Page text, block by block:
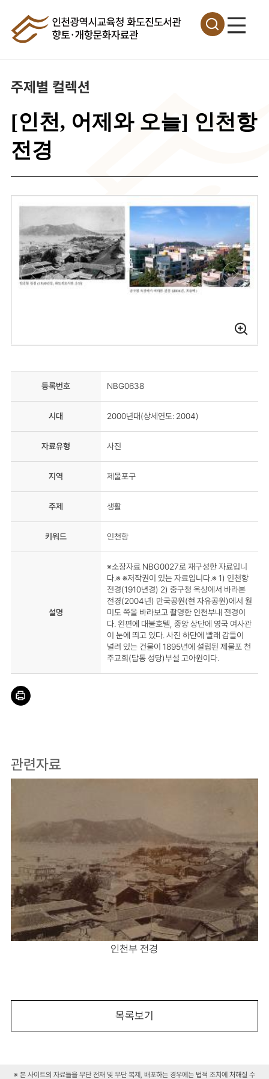
주제별 컬렉션
[인천, 어제와 오늘] 인천항
전경
미
확
등록번호 NBG0638
시대 2000년대(상세연도: 2004)
자료유형 사진
지역 제물포구
주제 생활
키워드 인천항
설명
※소장자료 NBG0027로 재구성한 자료입니
다.※ ※저작권이 있는 자료입니다.※ 1) 인천항
전경(1910년경) 2) 중구청 옥상에서 바라본
전경(2004년) 만국공원(현 자유공원)에서 월
미도 쪽을 바라보고 촬영한 인천부내 전경이
다. 왼편에 대불호텔, 중앙 상단에 영국 여사관
이 눈에 띄고 있다. 사진 하단에 빨래 감들이
널려 있는 건물이 1895년에 설립된 제물포 천
주교회(답동 성당)부설 고아원이다.
관련자료
인천부 전경
목록보기
※ 본 사이트의 자료들을 무단 전재 및 무단 복제, 배포하는 경우에는 법적 조치에 처해질 수